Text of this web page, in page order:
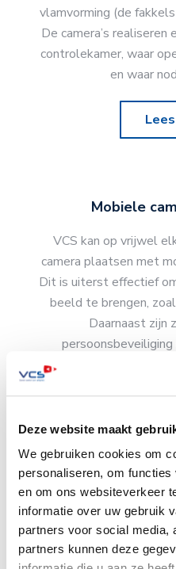
Deze website maakt
We gebruiken cookies om
personaliseren, om
en om ons websiteverkeer
informatie over uw gebruik
partners voor social media,
partners kunnen deze
vlamvorming (de
De camera’s
controlekamer, waar
en waar
Mobiele
VCS kan op vrijwel
camera plaatsen met
Dit is uiterst effectief
beeld te brengen,
Daarnaast zijn
Opgeleid
Bij VCS zijn zo’n twaalf
om te werken in de